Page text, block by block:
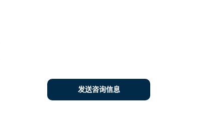
发送咨询信息